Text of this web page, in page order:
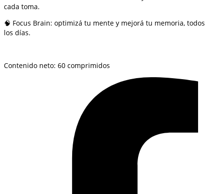
cada toma.
🧠 Focus Brain: optimizá tu mente y mejorá tu memoria, todos
los días.
Contenido neto: 60 comprimidos